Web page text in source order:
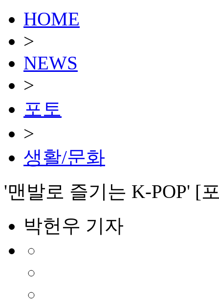
HOME
>
NEWS
>
포토
>
생활/문화
'맨발로 즐기는 K-POP' [
박헌우 기자